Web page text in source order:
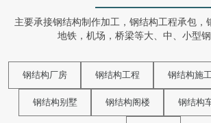
主要承接钢结构制作加工，钢结构工程承包，
地铁，机场，桥梁等大、中、小型
钢结构厂房 钢结构工程 钢结构施工
钢结构别墅 钢结构阁楼 钢结构